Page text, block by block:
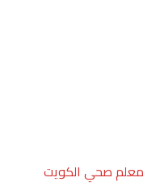
معلم صحي الكويت